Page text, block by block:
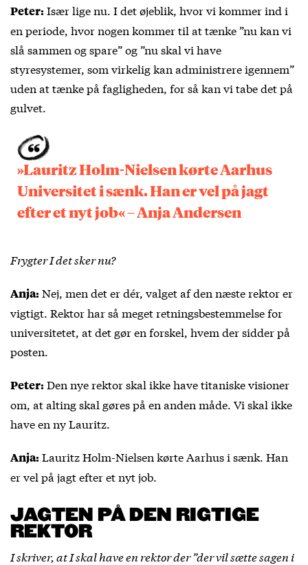
Peter:Især lige nu. I det øjeblik, hvor vi kommer ind i
en periode, hvor nogen kommer til at tænke ”nu kan vi
slå sammen og spare” og ”nu skal vi have
styresystemer, som virkelig kan administrere igennem”
uden at tænke på fagligheden, for så kan vi tabe det på
gulvet.
»Lauritz Holm-Nielsen kørte Aarhus
Universitet i sænk. Han er vel på jagt
efter et nyt job« – Anja Andersen
Frygter I det sker nu?
Anja:Nej, men det er dér, valget af den næste rektor er
vigtigt. Rektor har så meget retningsbestemmelse for
universitetet, at det gør en forskel, hvem der sidder på
posten.
Peter:Den nye rektor skal ikke have titaniske visioner
om, at alting skal gøres på en anden måde. Vi skal ikke
have en ny Lauritz.
Anja:Lauritz Holm-Nielsen kørte Aarhus i sænk. Han
er vel på jagt efter et nyt job.
JAGTEN PÅ DEN RIGTIGE
REKTOR
I skriver, at I skal have en rektor der ”der vil sætte sagen i